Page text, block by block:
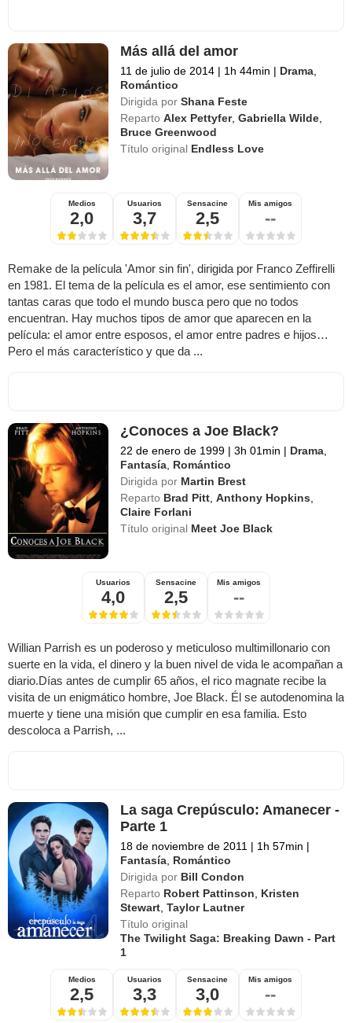
Más allá del amor
11 de julio de 2014 | 1h 44min | Drama
Romántico
Dirigida por Shana Feste
Reparto Alex Pettyfer,Gabriella Wilde
Bruce Greenwood
Título original Endless Love
Medios
2,0
Usuarios
3,7
Sensacine
2,5
Mis amigos
--
Remake de la película 'Amor sin fin', dirigida por Franco Zeffirelli
en 1981. El tema de la película es el amor, ese sentimiento con
tantas caras que todo el mundo busca pero que no todos
encuentran. Hay muchos tipos de amor que aparecen en la
película: el amor entre esposos, el amor entre padres e hijos…
Pero el más característico y que da ...
¿Conoces a Joe Black?
22 de enero de 1999 | 3h 01min | Drama
Fantasía Romántico
Dirigida por Martin Brest
Reparto Brad Pitt ,Anthony Hopkins
Claire Forlani
Título original Meet Joe Black
Usuarios
4,0
Sensacine
2,5
Mis amigos
--
Willian Parrish es un poderoso y meticuloso multimillonario con
suerte en la vida, el dinero y la buen nivel de vida le acompañan a
diario.Días antes de cumplir 65 años, el rico magnate recibe la
visita de un enigmático hombre, Joe Black. Él se autodenomina la
muerte y tiene una misión que cumplir en esa familia. Esto
descoloca a Parrish, ...
La saga Crepúsculo: Amanecer -
Parte 1
18 de noviembre de 2011 | 1h 57min |
Fantasía, Romántico
Dirigida por Bill Condon
Reparto Robert Pattinson, Kristen
Stewart,Taylor Lautner
Título original
The Twilight Saga: Breaking Dawn - Part
1
Medios
2,5
Usuarios
3,3
Sensacine
3,0
Mis amigos
--